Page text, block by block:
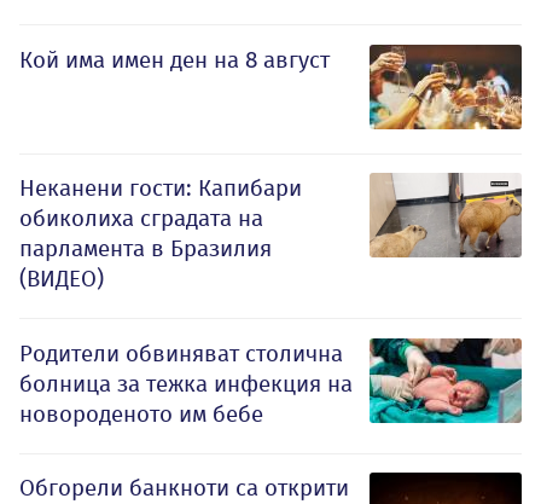
Кой има имен ден на 8 август
Неканени гости: Капибари
обиколиха сградата на
парламента в Бразилия
(ВИДЕО)
Родители обвиняват столична
болница за тежка инфекция на
новороденото им бебе
Обгорели банкноти са открити